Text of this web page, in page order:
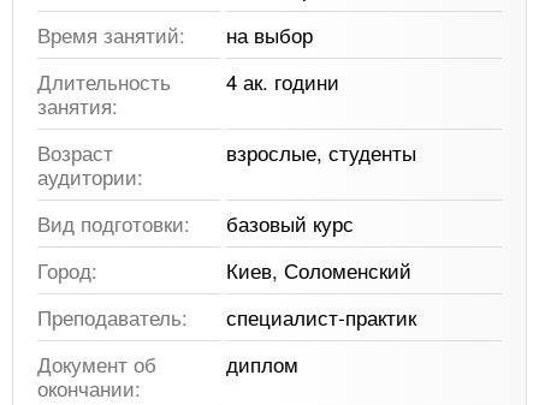
Время занятий:
на выбор
Длительность
занятия:
4 ак. години
Возраст
аудитории:
взрослые, студенты
Вид подготовки:
базовый курс
Город:
Киев, Соломенский
Преподаватель:
специалист-практик
Документ об
окончании:
диплом